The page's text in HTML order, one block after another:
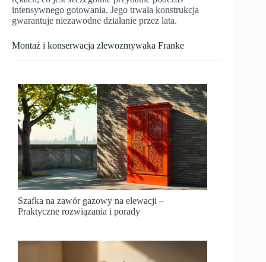
intensywnego gotowania. Jego trwała konstrukcja
gwarantuje niezawodne działanie przez lata.
Montaż i konserwacja zlewozmywaka Franke
Szafka na zawór gazowy na elewacji –
Praktyczne rozwiązania i porady